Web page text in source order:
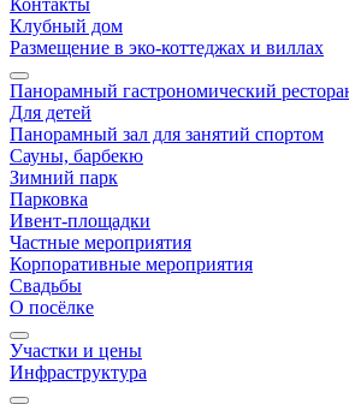
Контакты
Клубный дом
Размещение в эко-коттеджах и виллах
Панорамный гастрономический
Для детей
Панорамный зал для занятий спортом
Сауны, барбекю
Зимний парк
Парковка
Ивент-площадки
Частные мероприятия
Корпоративные мероприятия
Свадьбы
О посёлке
Участки и цены
Инфраструктура